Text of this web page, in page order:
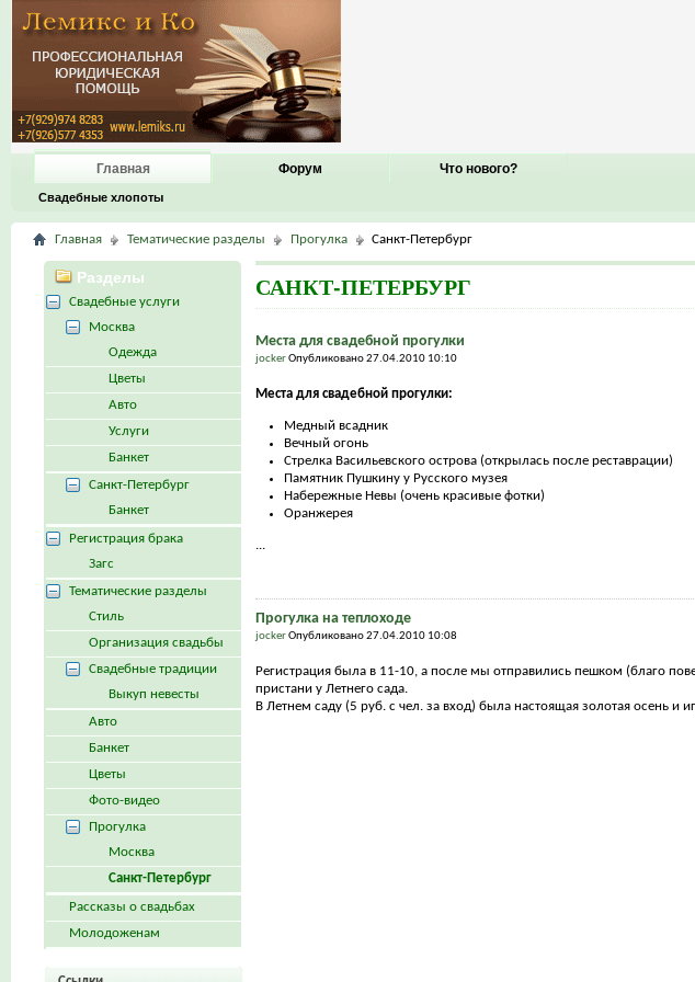
Главная
Свадебные хлопоты
Форум Что нового?
Главная Тематические разделы Прогулка Санкт-Петербург
САНКТ-ПЕТЕРБУРГ
Места для свадебной прогулки
jockerОпубликовано 27.04.2010 10:10
Места для свадебной прогулки:
Медный всадник
Вечный огонь
Стрелка Васильевского острова (открылась после реставрации)
Памятник Пушкину у Русского музея
Набережные Невы (очень красивые фотки)
Оранжерея
...
Прогулка на теплоходе
jockerОпубликовано 27.04.2010 10:08
Регистрация была в 11-10, а после мы отправились пешком (благо
пристани у Летнего сада.
В Летнем саду (5 руб. с чел. за вход) была настоящая золотая осень и
Разделы
Свадебные услуги
Москва
Одежда
Цветы
Авто
Услуги
Банкет
Санкт-Петербург
Банкет
Регистрация брака
Загс
Тематические разделы
Стиль
Организация свадьбы
Свадебные традиции
Выкуп невесты
Авто
Банкет
Цветы
Фото-видео
Прогулка
Москва
Санкт-Петербург
Рассказы о свадьбах
Молодоженам